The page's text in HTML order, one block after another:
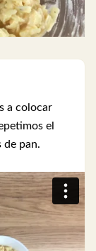
a colocar
el
de pan.